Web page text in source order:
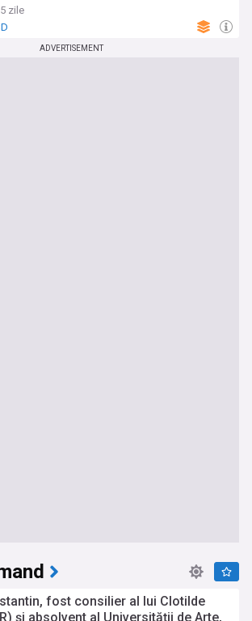
zile
ADVERTISEMENT
fost consilier al lui Clotilde
și absolvent al Universității de Arte,